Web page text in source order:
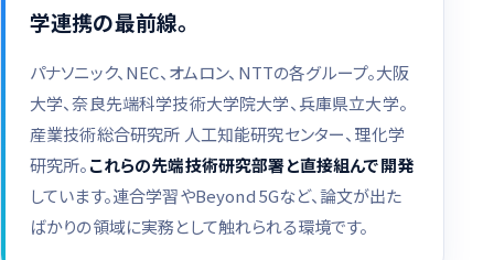
学連携の最前線。
パナソニック、NEC、オムロン、NTTの各グループ。大阪
大学、奈良先端科学技術大学院大学、兵庫県立大学。
産業技術総合研究所 人工知能研究センター、理化学
研究所。これらの先端技術研究部署と直接組んで開発
しています。連合学習やBeyond 5Gなど、論文が出た
ばかりの領域に実務として触れられる環境です。